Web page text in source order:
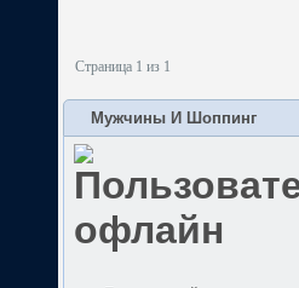
Страница 1 из 1
Мужчины И Шоппинг